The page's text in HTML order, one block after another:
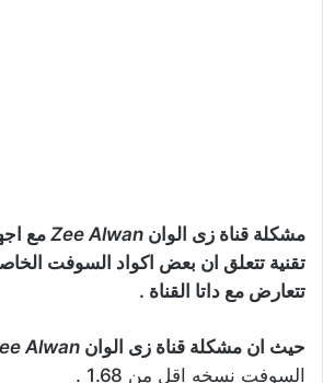
مشكلة قناة زى الوان Zee Alwan مع
تقنية تتعلق ان بعض اكواد السوفت
تتعارض مع داتا القناة .
حيث ان مشكلة قناة زى الوان Alwan
السوفت نسخه اقل من 1.68 .